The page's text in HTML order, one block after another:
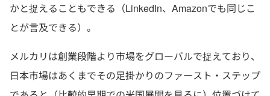
かと捉えることもできる（LinkedIn、Amazonでも同じこ
とが言及できる）。
メルカリは創業段階より市場をグローバルで捉えており、
日本市場はあくまでその足掛かりのファースト・ステップ